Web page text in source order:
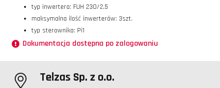
typ inwertera: FUH 230/2,5
maksymalna ilość inwerterów: 3szt.
typ sterownika: Pi1
Dokumentacja dostępna po zalogowaniu
Telzas Sp. z o.o.